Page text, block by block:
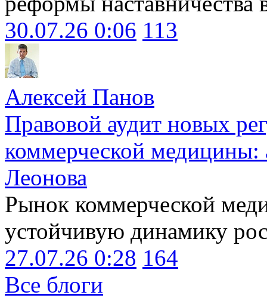
30.07.26 0:06 113
Алексей Панов
Правовой аудит новых
коммерческой медицины:
Леонова
Рынок коммерческой
устойчивую динамику
27.07.26 0:28 164
Все блоги